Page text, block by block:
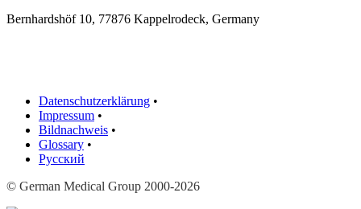
Bernhardshöf 10, 77876 Kappelrodeck, Germany
Datenschutzerklärung •
Impressum •
Bildnachweis •
Glossary •
Русский
© German Medical Group 2000-2026